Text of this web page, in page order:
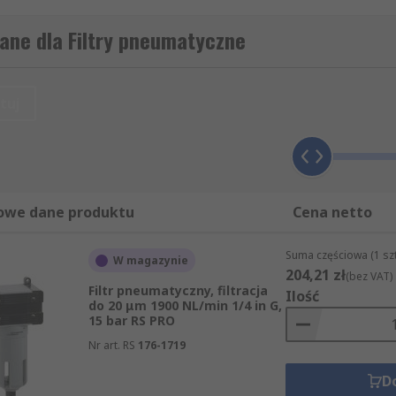
z sekcji Filtry pneumatyczne mogą Państwo
z grupy Artykuły mechaniczne i narzędzia wchodzą
dostawę zamówionych produktów z kategorii Filtry
jest Państwu jedna sztuka, zapewniamy, że towar z
jeśli zamówienie jest wyjątkowo pilne. RS spełnia
przez nas produktów z kategorii Filtry
oczekiwania, ponieważ oferujemy nie tylko
dla Filtry pneumatyczne
dane produktu Cena netto
W magazynie
Filtr pneumatyczny, filtracja
do 20 μm 1900 NL/min 1/4 in G,
15 bar RS PRO
Nr art. RS 176-1719
Suma częściowa (1
204,21 zł(bez VAT)
Ilość